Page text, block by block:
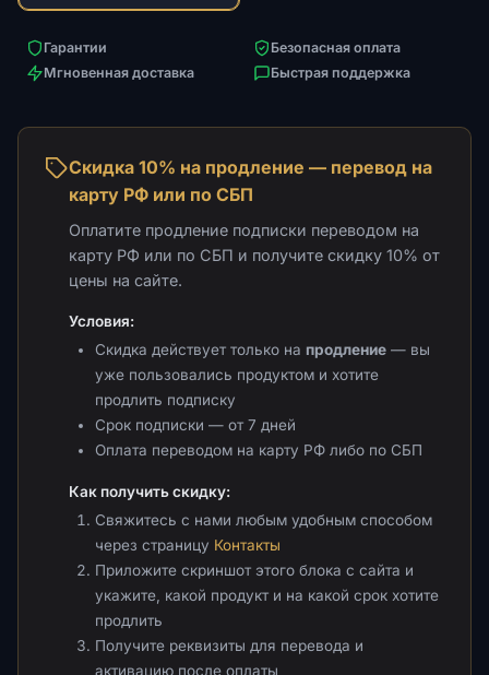
Гарантии
Безопасная оплата
Мгновенная доставка
Быстрая поддержка
Скидка 10% на продление — перевод на
карту РФ или по СБП
Оплатите продление подписки переводом на
карту РФ или по СБП и получите скидку 10% от
цены на сайте.
Условия:
Скидка действует только на продление — вы
уже пользовались продуктом и хотите
продлить подписку
Срок подписки — от 7 дней
Оплата переводом на карту РФ либо по СБП
Как получить скидку:
Свяжитесь с нами любым удобным способом
через страницу Контакты
Приложите скриншот этого блока с сайта и
укажите, какой продукт и на какой срок хотите
продлить
Получите реквизиты для перевода и
активацию после оплаты